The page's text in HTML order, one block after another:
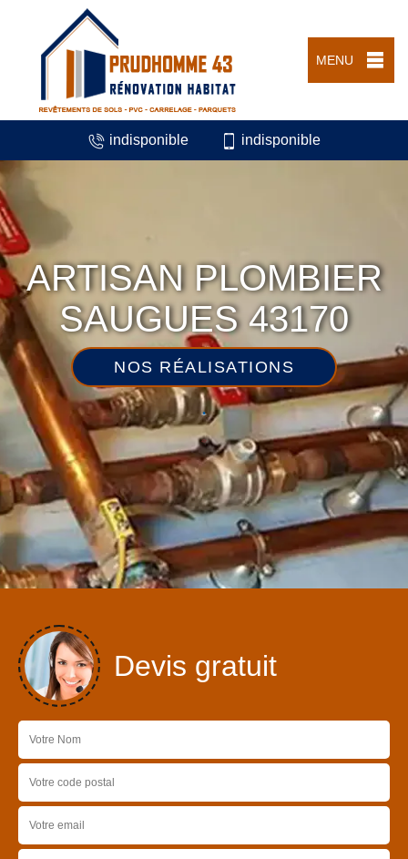
MENU
indisponible indisponible
ARTISAN PLOMBIER
SAUGUES 43170
NOS RÉALISATIONS
Devis gratuit